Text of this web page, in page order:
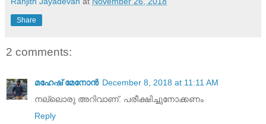
Share
2 comments:
മഹേഷ് മേനോൻ December 8, 2018 at 11:11 AM
നല്ലൊരു അറിവാണ്. പരീക്ഷിച്ചുനോക്കണം
Reply